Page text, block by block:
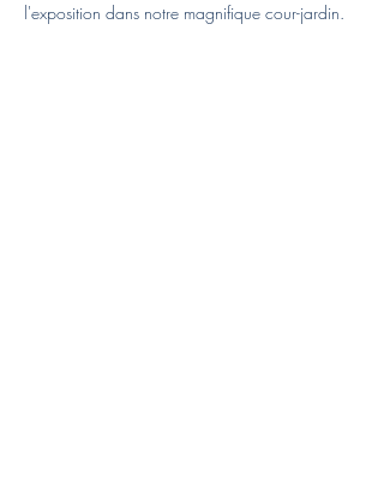
l'exposition dans notre magnifique cour-jardin.